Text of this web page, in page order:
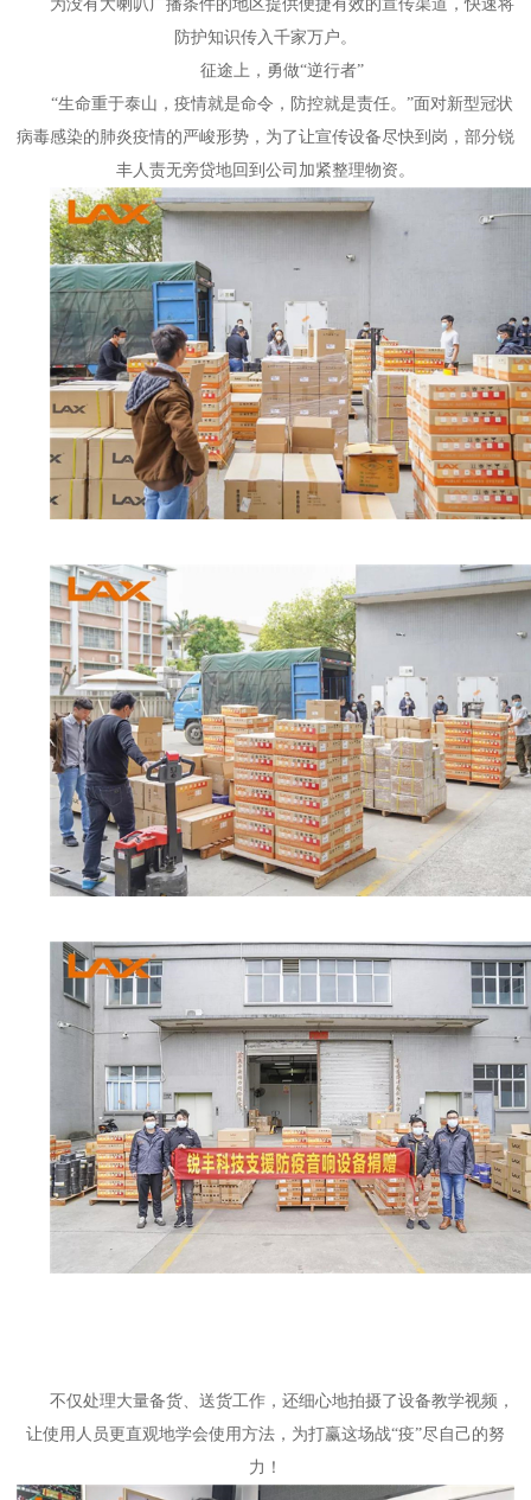
为没有大喇叭广播条件的地区提供便捷有效的宣传渠道，快速将
防护知识传入千家万户。
征途上，勇做“逆行者”
“生命重于泰山，疫情就是命令，防控就是责任。”面对新型冠状
病毒感染的肺炎疫情的严峻形势，为了让宣传设备尽快到岗，部分锐
丰人责无旁贷地回到公司加紧整理物资。
不仅处理大量备货、送货工作，还细心地拍摄了设备教学视频，
让使用人员更直观地学会使用方法，为打赢这场战“疫”尽自己的努
力！